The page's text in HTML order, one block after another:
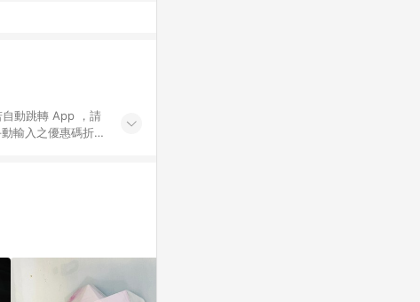
動跳轉 App ，請
輸入之優惠碼折
將於出貨後 45 天
並完成訂單，不